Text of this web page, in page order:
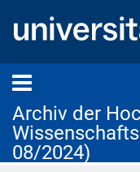
Archiv der
08/2024)